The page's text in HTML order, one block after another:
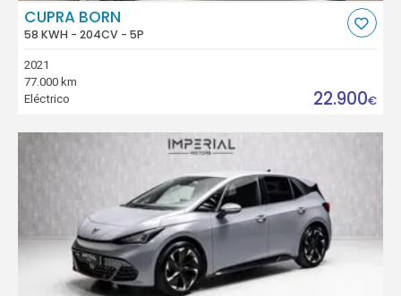
CUPRA BORN
58 KWH - 204CV - 5P
2021
77.000 km
Eléctrico
22.900€